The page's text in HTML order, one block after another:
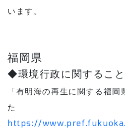
います。
福岡県
◆環境行政に関すること
「有明海の再生に関する福
た
https://